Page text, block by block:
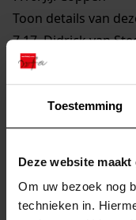
Toestemming
Deze website
Om uw bezoek nog
technieken in.
Toon details van
7.17.Didrick van
Toon details van
7.18.Reijer Claesz.
Toon details van
7.19.Remmet Jansz.
Joannes
Toon details van